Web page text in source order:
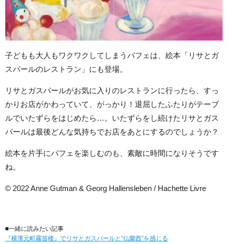
子どもも大人もワクワクしてしまうパフェは、絵本「リサとガ
スパールのレストラン」にも登場。
リサとガスパールがお気に入りのレストランに行ったら、すっ
かりお店がかわっていて、がっかり！退屈したふたりがテーブ
ルでいたずらをはじめたら…。いたずらをし続けたリサとガス
パールは最後どんな気持ちでお店をあとにするのでしょうか？
絵本を片手にパフェを楽しむのも、素敵に時間になりそうです
ね。
© 2022 Anne Gutman & Georg Hallensleben / Hachette Livre
■一緒に読みたい記事
『横濱元町霧笛楼』でリサとガスパールと“仏蘭西”を感じる